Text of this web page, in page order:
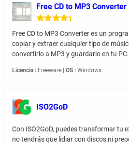
Free CD to MP3 Converter
Free CD to MP3 Converter es un
copiar y extraer cualquier tipo de
convertirlo a MP3 y guardarlo en tu PC.
Licencia : Freeware | OS : Windows
ISO2GoD
Con ISO2GoD, puedes transformar tu
no tendrás que lidiar con discos ni